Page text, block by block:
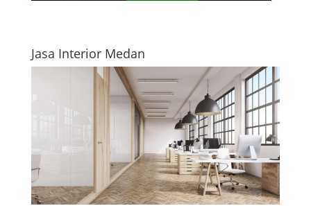
Jasa Interior Medan